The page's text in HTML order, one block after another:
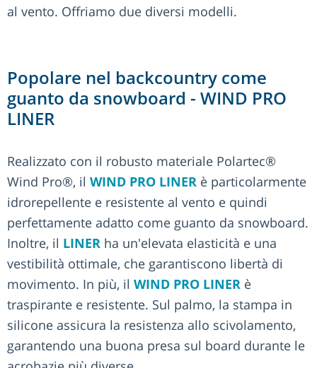
al vento. Offriamo due diversi modelli.
Popolare nel backcountry come
guanto da snowboard - WIND PRO
LINER
Realizzato con il robusto materiale Polartec®
Wind Pro®, il WIND PRO LINER è particolarmente
idrorepellente e resistente al vento e quindi
perfettamente adatto come guanto da snowboard.
Inoltre, il LINER ha un'elevata elasticità e una
vestibilità ottimale, che garantiscono libertà di
movimento. In più, il WIND PRO LINER è
traspirante e resistente. Sul palmo, la stampa in
silicone assicura la resistenza allo scivolamento,
garantendo una buona presa sul board durante le